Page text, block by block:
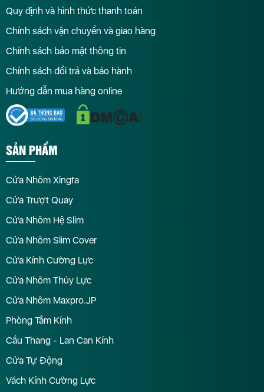
Quy định và hình thức thanh toán
Chính sách vận chuyển và giao hàng
Chính sách bảo mật thông tin
Chính sách đổi trả và bảo hành
Hướng dẫn mua hàng online
SẢN PHẨM
Cửa Nhôm Xingfa
Cửa Trượt Quay
Cửa Nhôm Hệ Slim
Cửa Nhôm Slim Cover
Cửa Kính Cường Lực
Cửa Nhôm Thủy Lực
Cửa Nhôm Maxpro.JP
Phòng Tắm Kính
Cầu Thang - Lan Can Kính
Cửa Tự Động
Vách Kính Cường Lực